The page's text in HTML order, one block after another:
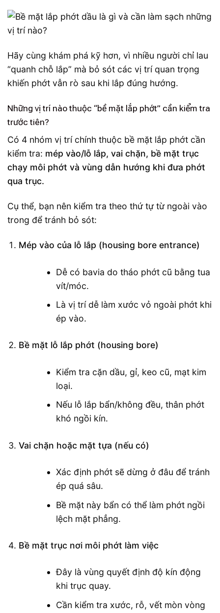
Hãy cùng khám phá kỹ hơn, vì nhiều người chỉ lau
“quanh chỗ lắp” mà bỏ sót các vị trí quan trọng
khiến phớt vẫn rò sau khi lắp đúng hướng.
Những vị trí nào thuộc “bề mặt lắp phớt” cần kiểm tra
trước tiên?
Có 4 nhóm vị trí chính thuộc bề mặt lắp phớt cần
kiểm tra: mép vào/lỗ lắp, vai chặn, bề mặt trục
chạy môi phớt và vùng dẫn hướng khi đưa phớt
qua trục.
Cụ thể, bạn nên kiểm tra theo thứ tự từ ngoài vào
trong để tránh bỏ sót:
Mép vào của lỗ lắp (housing bore entrance)
Dễ có bavia do tháo phớt cũ bằng tua
vít/móc.
Là vị trí dễ làm xước vỏ ngoài phớt khi
ép vào.
Bề mặt lỗ lắp phớt (housing bore)
Kiểm tra cặn dầu, gỉ, keo cũ, mạt kim
loại.
Nếu lỗ lắp bẩn/không đều, thân phớt
khó ngồi kín.
Vai chặn hoặc mặt tựa (nếu có)
Xác định phớt sẽ dừng ở đâu để tránh
ép quá sâu.
Bề mặt này bẩn có thể làm phớt ngồi
lệch mặt phẳng.
Bề mặt trục nơi môi phớt làm việc
Đây là vùng quyết định độ kín động
khi trục quay.
Cần kiểm tra xước, rỗ, vết mòn vòng